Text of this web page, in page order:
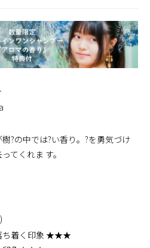
?の中では?い香り。?を勇気づけ
てくれま す。
ち着く印象 ★★★